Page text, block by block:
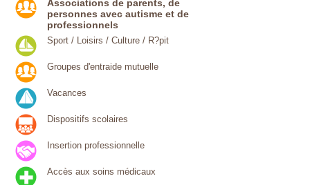
Associations de parents, de
personnes avec autisme et de
professionnels
Sport / Loisirs / Culture / R?pit
Groupes d'entraide mutuelle
Vacances
Dispositifs scolaires
Insertion professionnelle
Accès aux soins médicaux